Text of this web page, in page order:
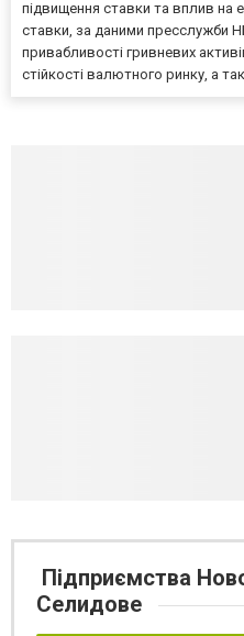
підвищення ставки та вплив на
ставки, за даними пресслужби
привабливості гривневих
стійкості валютного ринку, а
Підприємства
Селидове